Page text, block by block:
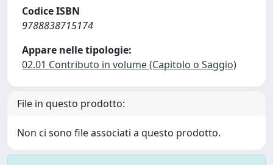
Codice ISBN
9788838715174
Appare nelle tipologie:
02.01 Contributo in volume (Capitolo o Saggio)
File in questo prodotto:
Non ci sono file associati a questo prodotto.